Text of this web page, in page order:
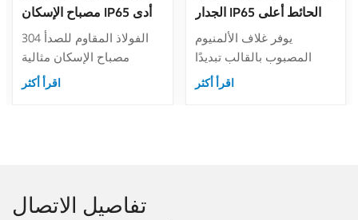
مصباح الإسكان IP65 أدى
أضواء الجدار للماء للإضاءة
المعمارية
304 الفولاذ المقاوم للصدأ
مصباح الإسكان مثالية
للإضاءة في الهواء
اقرأ أكثر
الجدار IP65 الحائط أعلى
وأسفل الإضاءة الأبيض
الأسود الانتهاء من
يوفر غلاف الألمنيوم
المصبوب بالقالب تبديدًا
حراريًا ممتازًا.هيكل مقاوم
اقرأ أكثر
تفاصيل الاتصال